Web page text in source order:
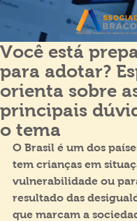
Você está
para adotar?
orienta sobre
principais
o tema
O Brasil é um dos
tem crianças em
vulnerabilidade ou
resultado das
que marcam a